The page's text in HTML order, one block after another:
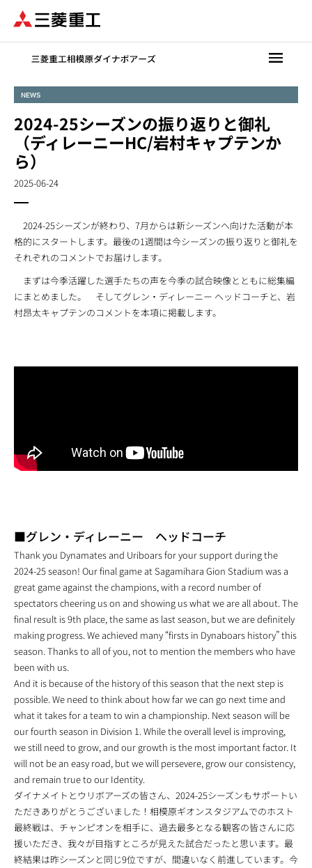
ン
NEWS
2024-25シーズンの振り返りと御礼
（ディレーニーHC/岩村キャプテンか
ら）
2025-06-24
2024-25シーズンが終わり、7月からは新シーズンへ向けた活動が本
格的にスタートします。最後の1週間は今シーズンの振り返りと御礼を
それぞれのコメントでお届けします。
まずは今季活躍した選手たちの声を今季の試合映像とともに総集編
にまとめました。 そしてグレン・ディレーニー ヘッドコーチと、岩
村昂太キャプテンのコメントを本項に掲載します。
■グレン・ディレーニー ヘッドコーチ
Thank you Dynamates and Uriboars for your support during the
2024-25 season! Our final game at Sagamihara Gion Stadium was a
great game against the champions, with a record number of
spectators cheering us on and showing us what we are all about. The
final result is 9th place, the same as last season, but we are definitely
making progress. We achieved many “firsts in Dynaboars history” this
season. Thanks to all of you, not to mention the members who have
been with us.
And it is because of the history of this season that the next step is
possible. We need to think about how far we can go next time and
what it takes for a team to win a championship. Next season will be
our fourth season in Division 1. While the overall level is improving,
we still need to grow, and our growth is the most important factor. It
will not be an easy road, but we will persevere, grow our consistency,
and remain true to our Identity.
ダイナメイトとウリボアーズの皆さん、2024-25シーズンもサポートい
ただきありがとうございました！相模原ギオンスタジアムでのホスト
最終戦は、チャンピオンを相手に、過去最多となる観客の皆さんに応
援いただき、我々が目指すところが見えた試合だったと思います。最
終結果は昨シーズンと同じ9位ですが、間違いなく前進しています。今